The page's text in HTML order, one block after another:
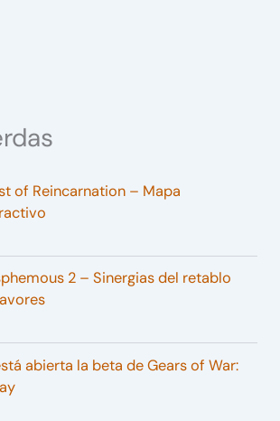
of Reincarnation – Mapa
2 – Sinergias del retablo
abierta la beta de Gears of War: